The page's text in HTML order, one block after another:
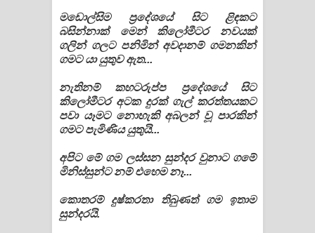
මඩොල්සිම ප්‍රදේශයේ සිට ළිඳකට
බසින්නාක් මෙන් කිලෝමීටර නවයක්
ගලින් ගලට පනිමින් අවදානම් ගමනකින්
ගමට යා යුතුව ඇත...
නැතිනම් කහටරුප්ප ප්‍රදේශයේ සිට
කිලෝමීටර අටක දුරක් ගැල් කරත්තයකට
පවා යෑමට නොහැකි අබලන් වූ පාරකින්
ගමට පැමිණිය යුතුයි...
අපිට මේ ගම ලස්සන සුන්දර වුනාට ගමේ
මිනිස්සුන්ට නම් එහෙම නෑ...
කොතරම් දුෂ්කරතා තිබුණත් ගම ඉතාම
සුන්දරයි.